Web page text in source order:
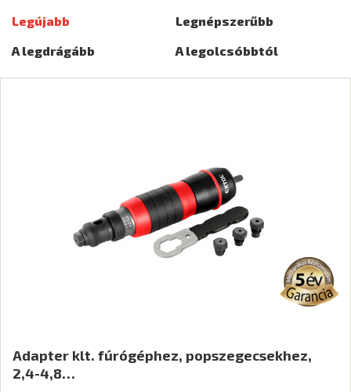
Legújabb
Legnépszerűbb
A legdrágább
A legolcsóbbtól
Adapter klt. fúrógéphez, popszegecsekhez,
2,4-4,8…